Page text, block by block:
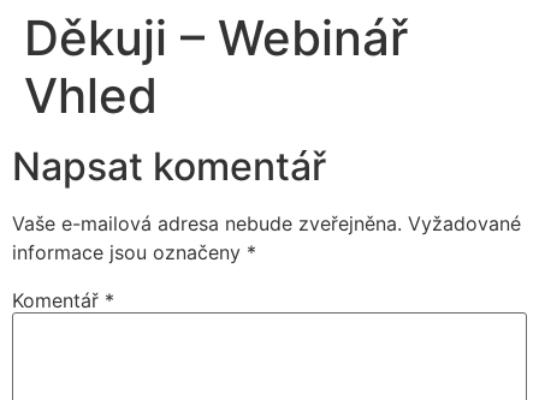
Děkuji – Webinář
Vhled
Napsat komentář
Vaše e-mailová adresa nebude zveřejněna. Vyžadované
informace jsou označeny *
Komentář *